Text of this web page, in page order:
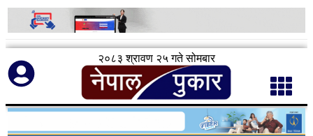
२०८३ श्रावण २५ गते सोमबार